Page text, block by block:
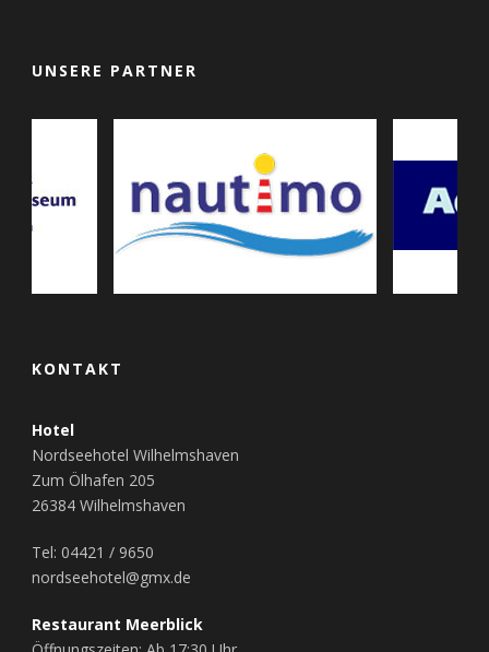
UNSERE PARTNER
KONTAKT
Hotel
Nordseehotel Wilhelmshaven
Zum Ölhafen 205
26384 Wilhelmshaven
Tel: 04421 / 9650
nordseehotel@gmx.de
Restaurant Meerblick